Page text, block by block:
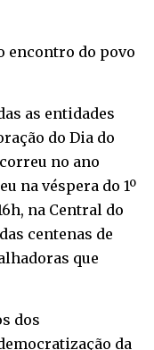
encontro do povo
as entidades
do Dia do
no ano
na véspera do 1º
na Central do
centenas de
que
dos
da